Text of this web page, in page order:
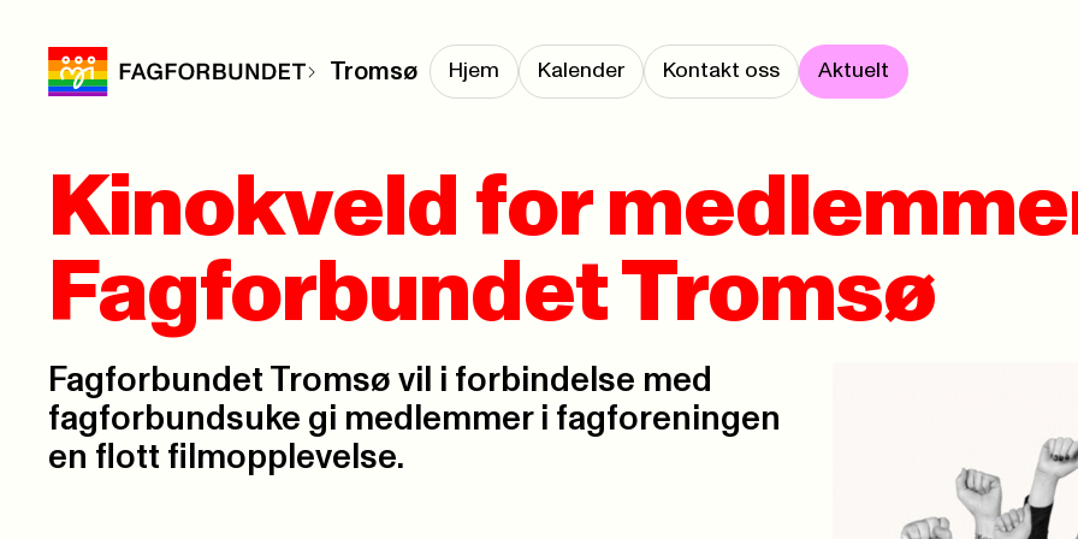
Tromsø Hjem Kalender Kontakt oss Aktuelt
Kinokveld for
Fagforbundet Tromsø
Fagforbundet Tromsø vil i forbindelse med
fagforbundsuke gi medlemmer i fagforeningen
en flott filmopplevelse.